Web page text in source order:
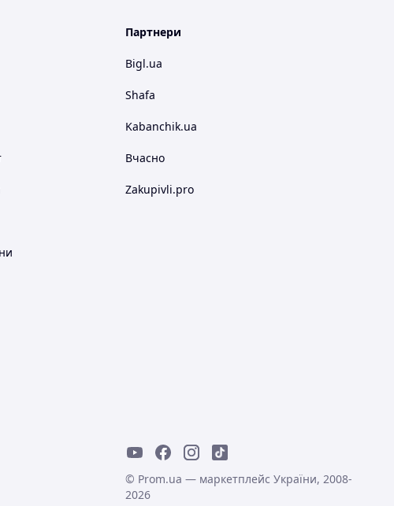
Партнери
Bigl.ua
Shafa
Kabanchik.ua
Вчасно
Zakupivli.pro
© Prom.ua — маркетплейс України, 2008-
2026